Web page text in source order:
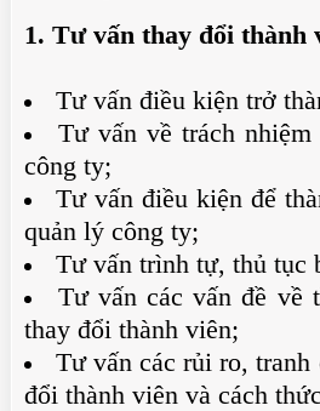
1. Tư vấn thay đổi thành
Tư vấn điều kiện trở
Tư vấn về trách
công ty;
Tư vấn điều kiện để
quản lý công ty;
Tư vấn trình tự, thủ tục
Tư vấn các vấn đề về
thay đổi thành viên;
Tư vấn các rủi ro, tranh
đổi thành viên và cách